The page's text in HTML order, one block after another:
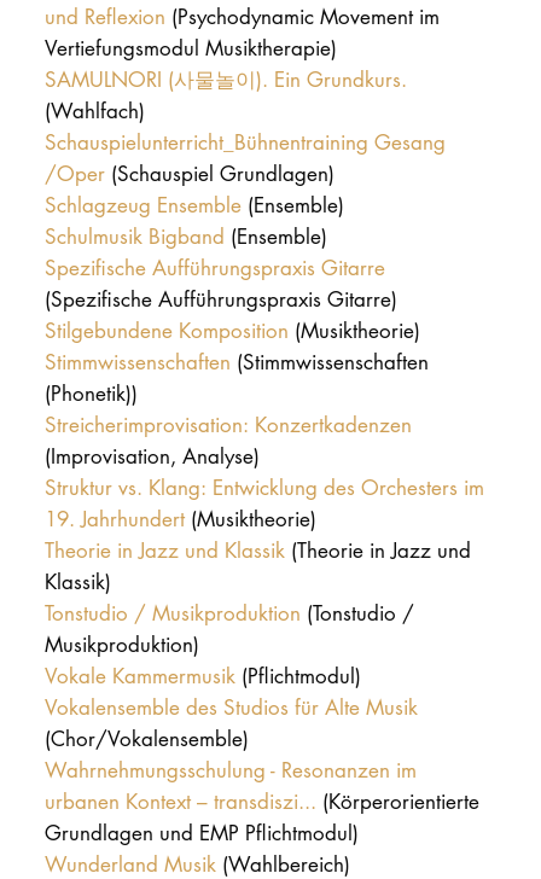
und Reflexion (Psychodynamic Movement im
Vertiefungsmodul Musiktherapie)
SAMULNORI (사물놀이). Ein Grundkurs.
(Wahlfach)
Schauspielunterricht_Bühnentraining Gesang
/Oper (Schauspiel Grundlagen)
Schlagzeug Ensemble (Ensemble)
Schulmusik Bigband (Ensemble)
Spezifische Aufführungspraxis Gitarre
(Spezifische Aufführungspraxis Gitarre)
Stilgebundene Komposition (Musiktheorie)
Stimmwissenschaften (Stimmwissenschaften
(Phonetik))
Streicherimprovisation: Konzertkadenzen
(Improvisation, Analyse)
Struktur vs. Klang: Entwicklung des Orchesters im
19. Jahrhundert (Musiktheorie)
Theorie in Jazz und Klassik (Theorie in Jazz und
Klassik)
Tonstudio / Musikproduktion (Tonstudio /
Musikproduktion)
Vokale Kammermusik (Pflichtmodul)
Vokalensemble des Studios für Alte Musik
(Chor/Vokalensemble)
Wahrnehmungsschulung - Resonanzen im
urbanen Kontext – transdiszi... (Körperorientierte
Grundlagen und EMP Pflichtmodul)
Wunderland Musik (Wahlbereich)